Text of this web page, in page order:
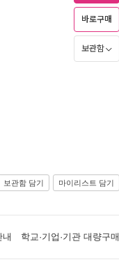
바로구매
보관함
보관함 담기 마이리스트 담기
내 학교·기업·기관 대량구매